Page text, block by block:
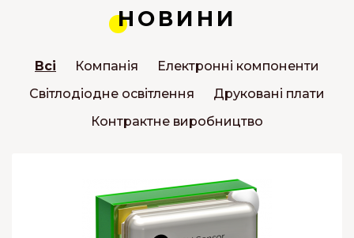
НОВИНИ
Всі Компанія
Електронні компоненти
Світлодіодне освітлення
Друковані плати
Контрактне виробництво